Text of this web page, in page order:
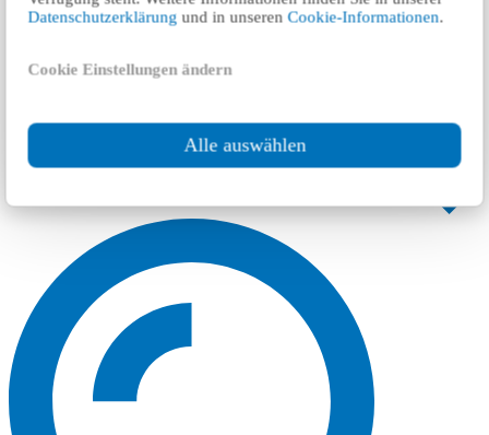
Datenschutzerklärung und in unserenCookie-Informationen.
Cookie Einstellungen ändern
Alle auswählen